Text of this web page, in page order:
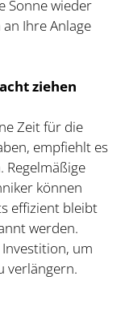
Sonne wieder
Ihre Anlage
ziehen
Zeit für die
empfiehlt es
Regelmäßige
können
effizient bleibt
werden.
um
verlängern.